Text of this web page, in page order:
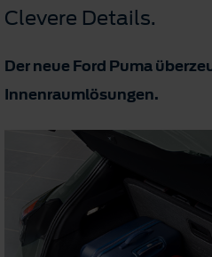
Clevere Details.
Der neue Ford Puma
Innenraumlösungen.